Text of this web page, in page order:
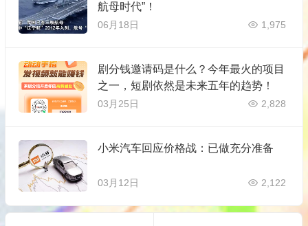
航母时代”！
06月18日 1,975
剧分钱邀请码是什么？今年最火的项目
之一，短剧依然是未来五年的趋势！
03月25日 2,828
小米汽车回应价格战：已做充分准备
03月12日 2,122